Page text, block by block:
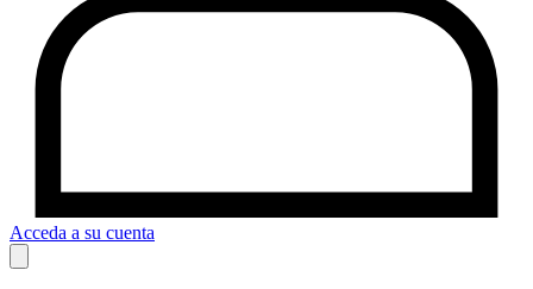
Acceda a su cuenta